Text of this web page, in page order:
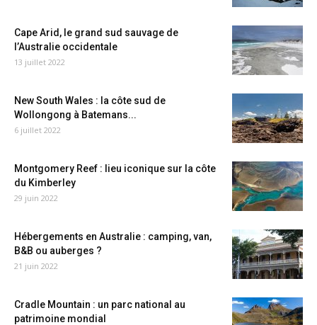
Cape Arid, le grand sud sauvage de
l’Australie occidentale
13 juillet 2022
New South Wales : la côte sud de
Wollongong à Batemans...
6 juillet 2022
Montgomery Reef : lieu iconique sur la côte
du Kimberley
29 juin 2022
Hébergements en Australie : camping, van,
B&B ou auberges ?
21 juin 2022
Cradle Mountain : un parc national au
patrimoine mondial